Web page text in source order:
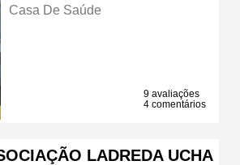
Casa De Saúde
9 avaliações
4 comentários
LADREDA UCHA